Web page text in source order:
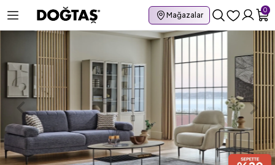
Mağazalar
0